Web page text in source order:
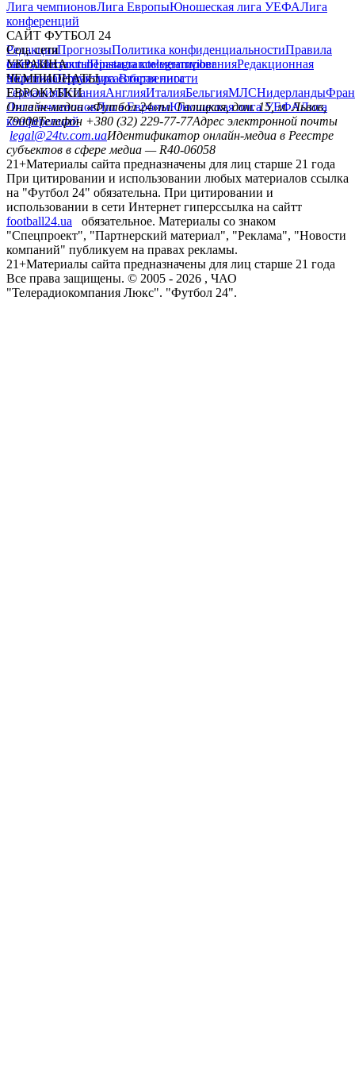
Лига чемпионовЛига ЕвропыЮношеская лига УЕФАЛига
конференций
САЙТ ФУТБОЛ 24
РедакцияПрогнозыПолитика конфиденциальностиПравила
сайтуКонтактыПравила комментированияРедакционная
политикаСтруктура собственности
Соц. сети
facebookxyoutubeinstagramtelegramviber
УКРАИНА
УкраинаПервая лигаВторая лига
ЧЕМПИОНАТЫ
ГерманияИспанияАнглияИталияБельгияМЛСНидерланды
ЕВРОКУБКИ
Лига чемпионовЛига ЕвропыЮношеская лига УЕФАЛига
конференций
Онлайн-медиа «Футбол 24»пл. Галицкая, дом. 15, м. Львов,
79008Телефон +380 (32) 229-77-77Адрес электронной почты
legal@24tv.com.uaИдентификатор онлайн-медиа в Реестре
субъектов в сфере медиа — R40-06058
21+Материалы сайта предназначены для лиц старше 21 года
При цитировании и использовании любых материалов ссылка
на "Футбол 24" обязательна. При цитировании и
использовании в сети Интернет гиперссылка на сайтт
football24.ua
обязательное. Материалы со знаком
"Спецпроект", "Партнерский материал", "Реклама", "Новости
компаний" публикуем на правах рекламы.
21+Материалы сайта предназначены для лиц старше 21 года
Все права защищены. © 2005 - 2026 , ЧАО
"Телерадиокомпания Люкс". "Футбол 24".